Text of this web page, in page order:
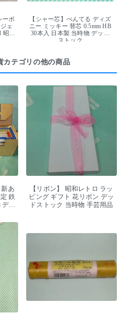
ーボ
ェ
和
【シャー芯】ぺんてる ディズ
ニー ミッキー 替芯 0.5mm HB
30本入 日本製 当時物 デッド
ストック
カテゴリの他の商品
新あ
鉄
ッ
【リボン】 昭和レトロ ラッ
ピング ギフト 花リボン デッ
ドストック 当時物 手芸用品